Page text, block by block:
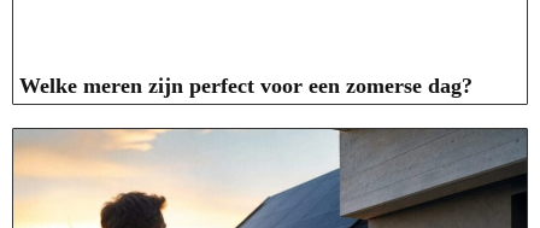
Welke meren zijn perfect voor een zomerse dag?